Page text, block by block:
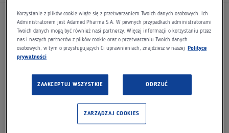
https://www.adamed.com/firma-adamed/rada-nadzorcza-adamed-pharma-s-a
Zapytanie ofertowe RFP - 027916 –
BADANIE FARMAKOKINETYCZNE BADANYCH
PRODUKTÓW LECZNICZYCH DO PODANIA
WZIEWNEGO |Adamed
is a pharmaceutical and biotechnology company
with almost 40 years of experience, founded on the basis of
Korzystanie z plików cookie wiąże się z przetwarzaniem Twoich danych osobowych. Ich
Administratorem jest Adamed Pharma S.A. W pewnych przypadkach administratorami
Twoich danych mogą być również nasi partnerzy. Więcej informacji o korzystaniu przez
nas i naszych partnerów z plików cookie oraz o przetwarzaniu Twoich danych
osobowych, w tym o przysługujących Ci uprawnieniach, znajdziesz w naszej Polityce
prywatności
ZAAKCEPTUJ WSZYSTKIE ODRZUĆ
ZARZĄDZAJ COOKIES